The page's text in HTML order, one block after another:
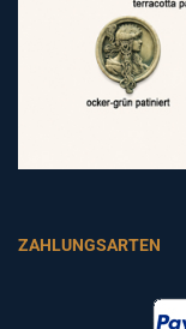
ZAHLUNGSARTEN